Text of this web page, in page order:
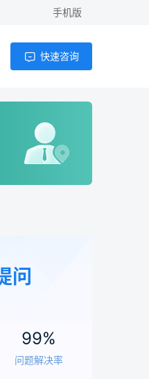
手机版
快速咨询
问
99%
问题解决率
么学校？专
年低分考
学应对指南